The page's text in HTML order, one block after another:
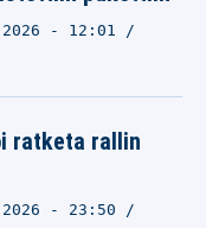
- 12:01
ratketa rallin
- 23:50